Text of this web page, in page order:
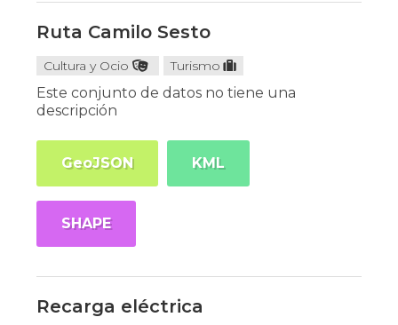
Ruta Camilo Sesto
Cultura y Ocio Turismo
Este conjunto de datos no tiene una
descripción
GeoJSON KML
SHAPE
Recarga eléctrica